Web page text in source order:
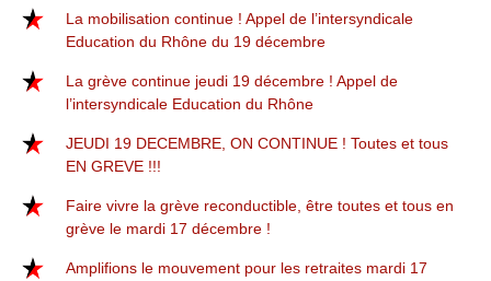
La mobilisation continue ! Appel de l’intersyndicale
Education du Rhône du 19 décembre
La grève continue jeudi 19 décembre ! Appel de
l’intersyndicale Education du Rhône
JEUDI 19 DECEMBRE, ON CONTINUE ! Toutes et tous
EN GREVE !!!
Faire vivre la grève reconductible, être toutes et tous en
grève le mardi 17 décembre !
Amplifions le mouvement pour les retraites mardi 17